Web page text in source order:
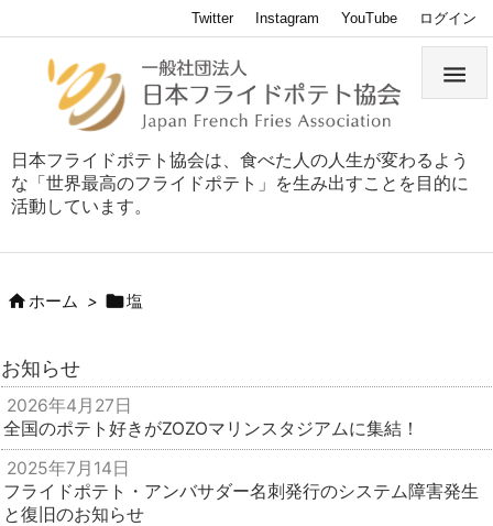
日本フライドポテト協会は、食べた人の人生が変わるよう
な「世界最高のフライドポテト」を生み出すことを目的に
活動しています。

Twitter Instagram YouTube ログイン
ホーム > 塩
お知らせ
2026年4月27日
全国のポテト好きがZOZOマリンスタジアムに集結！
2025年7月14日
フライドポテト・アンバサダー名刺発行のシステム障害発生
と復旧のお知らせ